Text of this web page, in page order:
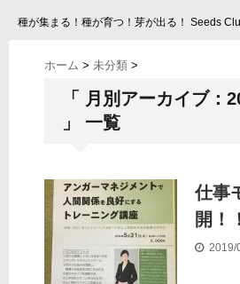
種が集まる！種が育つ！芽が出る！ Seeds
ホーム > 未分類 >
「 月別アーカイブ：
」 一覧
仕事
開！！
2019/